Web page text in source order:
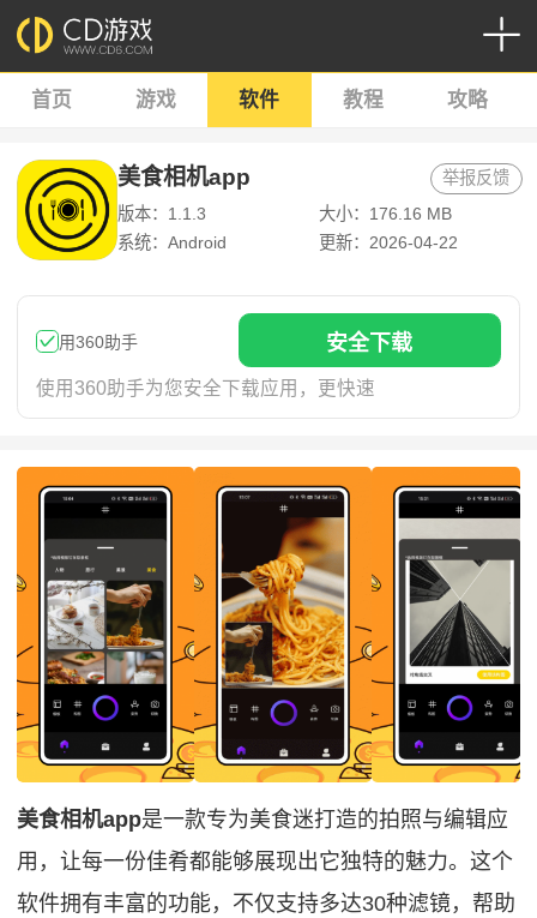
首页 游戏 软件 教程 攻略
美食相机app
版本：1.1.3
大小：176.16 MB
系统：Android
更新：2026-04-22
举报反馈
安全下载
用360助手
使用360助手为您安全下载应用，更快速
美食相机app是一款专为美食迷打造的拍照与编辑应
用，让每一份佳肴都能够展现出它独特的魅力。这个
软件拥有丰富的功能，不仅支持多达30种滤镜，帮助